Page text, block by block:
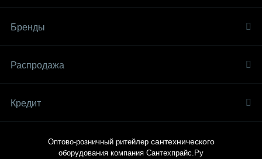
Бренды
Распродaжа
Кредит
Оптово-розничный ритейлер сантехнического
оборудования компания Сантехпрайс.Ру